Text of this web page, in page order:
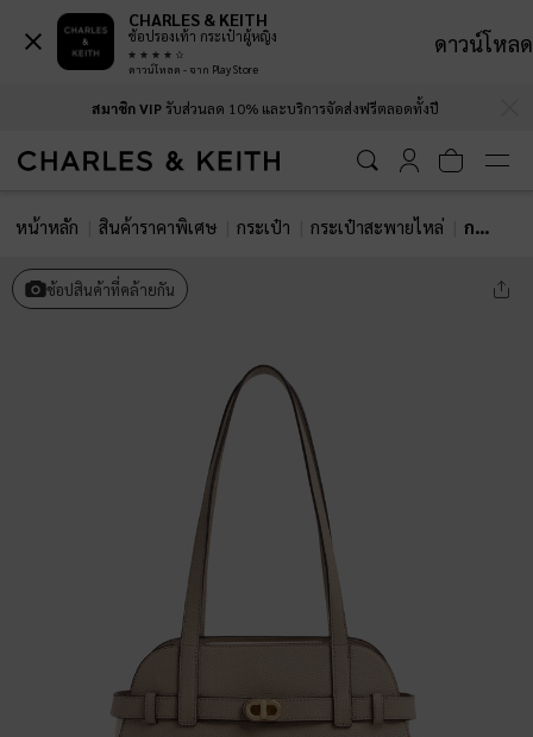
สมาชิก VIPรับส่วนลด 10% และบริการจัดส่งฟรีตลอดทั้งปี
หน้าหลัก สินค้าราคาพิเศษ กระเป๋า กระเป๋าสะพายไหล่ กระเป๋าสะพายไหล่ประดับสายคาดรุ่น Aubrielle
ช้อปสินค้าที่คล้ายกัน
CHARLES & KEITH
ช้อปรองเท้า กระเป๋าผู้หญิง
ดาวน์โหลด - จาก Play Store
ดาวน์โหลด